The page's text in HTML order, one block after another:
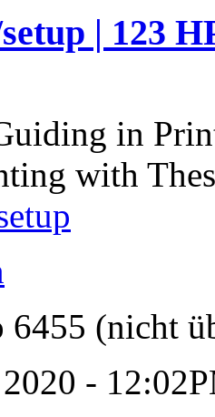
| 123
in
with
6455 (nicht
-